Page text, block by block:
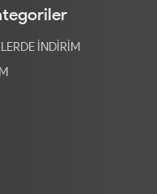
İNDİRİM